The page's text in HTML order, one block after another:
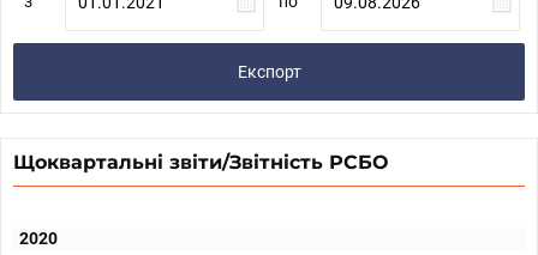
Експорт
Щоквартальні звіти/Звітність РСБО
2020